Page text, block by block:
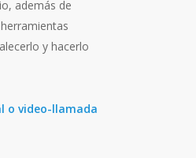
además de
y hacerlo
o video-llamada